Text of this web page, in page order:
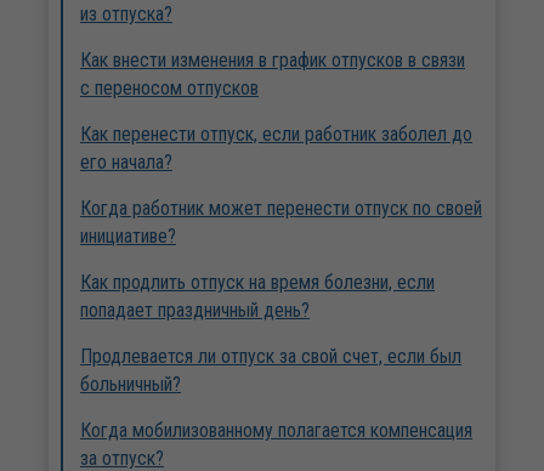
из отпуска?
Как внести изменения в график отпусков в связи
с переносом отпусков
Как перенести отпуск, если работник заболел до
его начала?
Когда работник может перенести отпуск по своей
инициативе?
Как продлить отпуск на время болезни, если
попадает праздничный день?
Продлевается ли отпуск за свой счет, если был
больничный?
Когда мобилизованному полагается компенсация
за отпуск?